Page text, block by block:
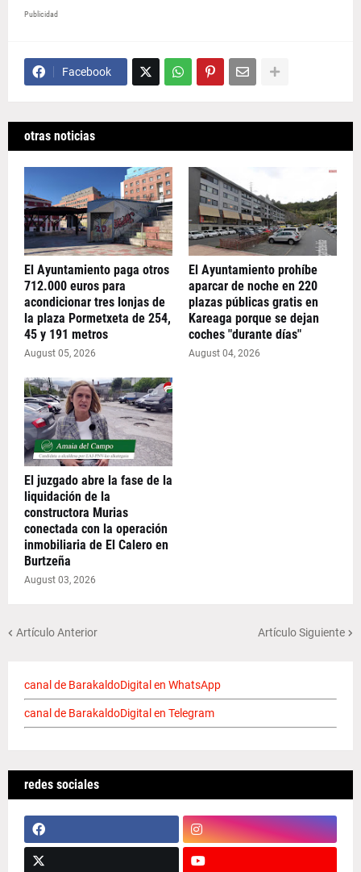
Publicidad
Facebook
otras noticias
El Ayuntamiento paga otros
712.000 euros para
acondicionar tres lonjas de
la plaza Pormetxeta de 254,
45 y 191 metros
August 05, 2026
El Ayuntamiento prohíbe
aparcar de noche en 220
plazas públicas gratis en
Kareaga porque se dejan
coches "durante días"
August 04, 2026
El juzgado abre la fase de la
liquidación de la
constructora Murias
conectada con la operación
inmobiliaria de El Calero en
Burtzeña
August 03, 2026
Artículo Anterior Artículo Siguiente
canal de BarakaldoDigital en WhatsApp
canal de BarakaldoDigital en Telegram
redes sociales